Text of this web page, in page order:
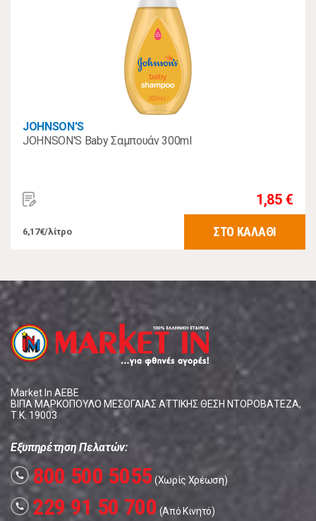
JOHNSON'S
JOHNSON'S Baby Σαμπουάν 300ml
1,85 €
6,17€/λίτρο ΣΤΟ ΚΑΛΑΘΙ
Market In ΑΕΒΕ
ΒΙΠΑ ΜΑΡΚΟΠΟΥΛΟ ΜΕΣΟΓΑΙΑΣ ΑΤΤΙΚΗΣ ΘΕΣΗ ΝΤΟΡΟΒΑΤΕΖΑ,
Τ.Κ. 19003
Εξυπηρέτηση Πελατών:
call 800 500 5055(Χωρίς Χρέωση)
call 229 91 50 700 (Από Κινητό)